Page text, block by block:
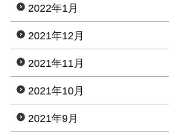
2022年1月
2021年12月
2021年11月
2021年10月
2021年9月